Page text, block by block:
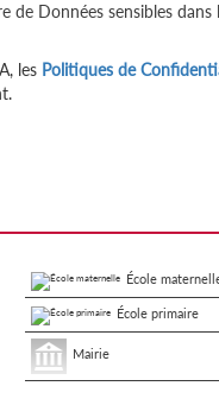
de Données sensibles dans
les Politiques de
École
École primaire
Mairie